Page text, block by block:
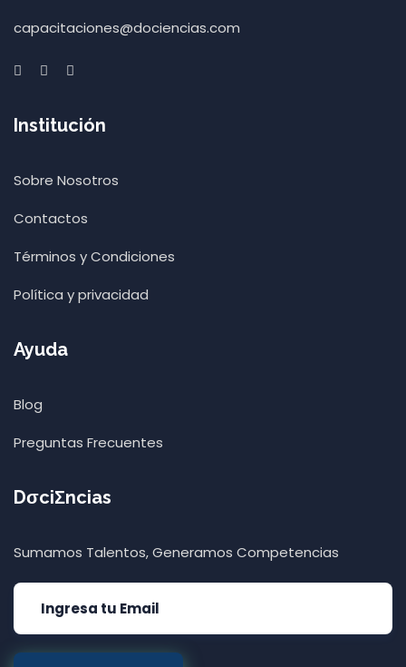
capacitaciones@dociencias.com
Institución
Sobre Nosotros
Contactos
Términos y Condiciones
Política y privacidad
Ayuda
Blog
Preguntas Frecuentes
DσciΣncias
Sumamos Talentos, Generamos Competencias